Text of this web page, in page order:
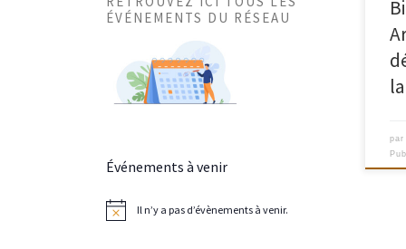
de
par
ÉVÉNEMENTS DU RÉSEAU
Événements à venir
Il n’y a pas d’évènements à venir.